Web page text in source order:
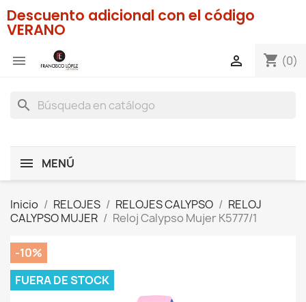
Descuento adicional con el código
VERANO
 shopping_cart (0)

search
MENÚ
Inicio RELOJES RELOJES CALYPSO
RELOJ
CALYPSO MUJER
Reloj Calypso Mujer K5777/1
-10%
FUERA DE STOCK